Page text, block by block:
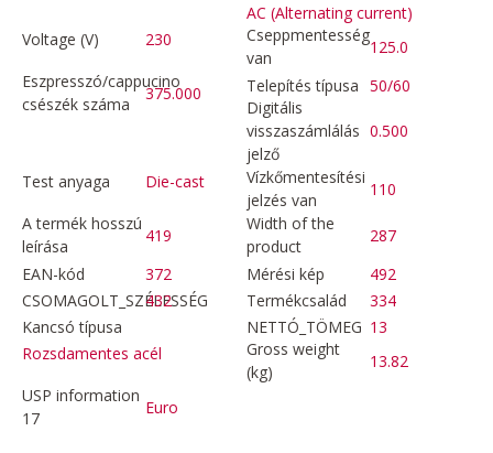
AC (Alternating current)
Voltage (V)
230
Cseppmentesség
van
125.0
Eszpresszó/cappucino
csészék száma
375.000 Telepítés típusa 50/60
Digitális
visszaszámlálás
jelző
0.500
Test anyaga Die-cast
Vízkőmentesítési
jelzés van
110
A termék hosszú
leírása
419
Width of the
product
287
EAN-kód
372 Mérési kép
492
CSOMAGOLT_SZÉLESSÉG
432 Termékcsalád
334
Kancsó típusa
Rozsdamentes acél
NETTÓ_TÖMEG 13
Gross weight
(kg)
13.82
USP information
17
Euro